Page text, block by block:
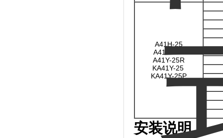
A41H-25
A41Y-25P
A41Y-25R
KA41Y-25
KA41Y-25P
安装说明：